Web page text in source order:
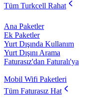
Tüm Turkcell Rahat
Ana Paketler
Ek Paketler
Yurt Dışında Kullanım
Yurt Dışını Arama
Faturasız'dan Faturalı'ya
Mobil Wifi Paketleri
Tüm Faturasız Hat